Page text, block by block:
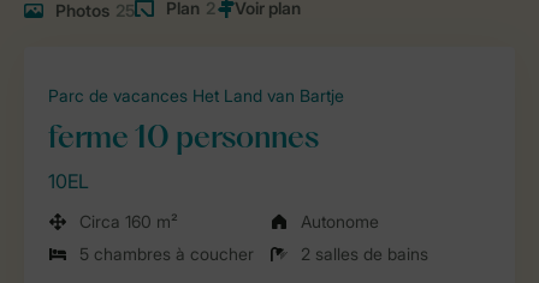
Photos 25 Plan 2
Parc de vacances Het Land van Bartje
ferme 10 personnes
10EL
Circa 160 m²
Autonome
5 chambres à coucher
2 salles de bains